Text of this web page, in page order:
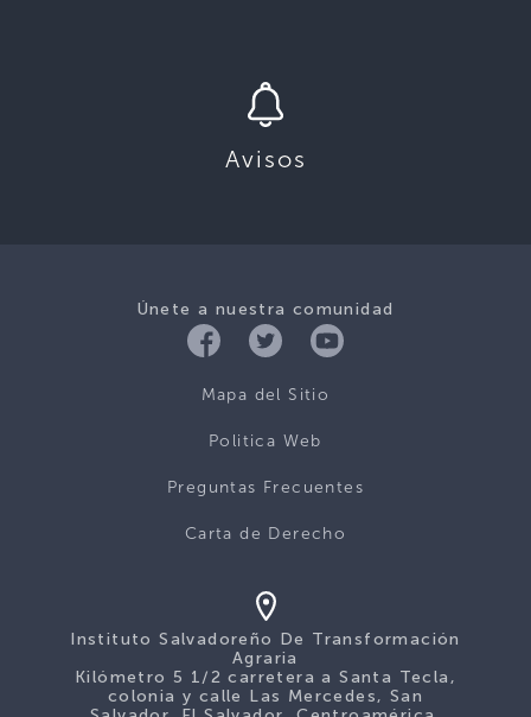
Avisos
Únete a nuestra comunidad
Mapa del Sitio
Politica Web
Preguntas Frecuentes
Carta de Derecho
Instituto Salvadoreño De Transformación
Agraria
Kilómetro 5 1/2 carretera a Santa Tecla,
colonia y calle Las Mercedes, San